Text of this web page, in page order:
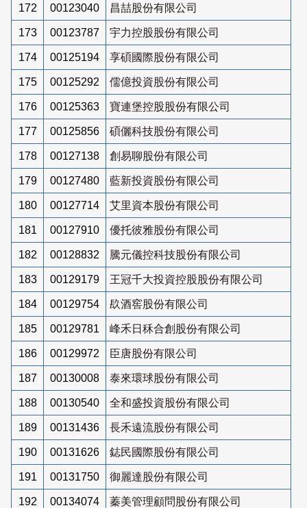
172 00123040 昌喆股份有限公司
173 00123787 宇力控股股份有限公司
174 00125194 享碩國際股份有限公司
175 00125292 儒億投資股份有限公司
176 00125363 寶連堡控股股份有限公司
177 00125856 碩儷科技股份有限公司
178 00127138 創易聊股份有限公司
179 00127480 藍新投資股份有限公司
180 00127714 艾里資本股份有限公司
181 00127910 優托彼雅股份有限公司
182 00128832 騰元儀控科技股份有限公司
183 00129179 王冠千大投資控股股份有限公司
184 00129754 镹酒窖股份有限公司
185 00129781 峰禾日秝合創股份有限公司
186 00129972 臣唐股份有限公司
187 00130008 泰來環球股份有限公司
188 00130540 全和盛投資股份有限公司
189 00131436 長禾遠流股份有限公司
190 00131626 鋕民國際股份有限公司
191 00131750 御麗達股份有限公司
192 00134074 蓁美管理顧問股份有限公司